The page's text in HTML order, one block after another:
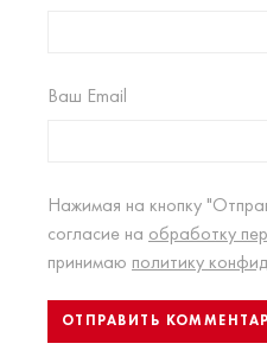
Ваш Email
Нажимая на кнопку
согласие на обработку
принимаю политику